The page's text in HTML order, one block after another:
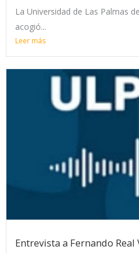
La Universidad de Las Palmas
acogió...
Leer más
Entrevista a Fernando